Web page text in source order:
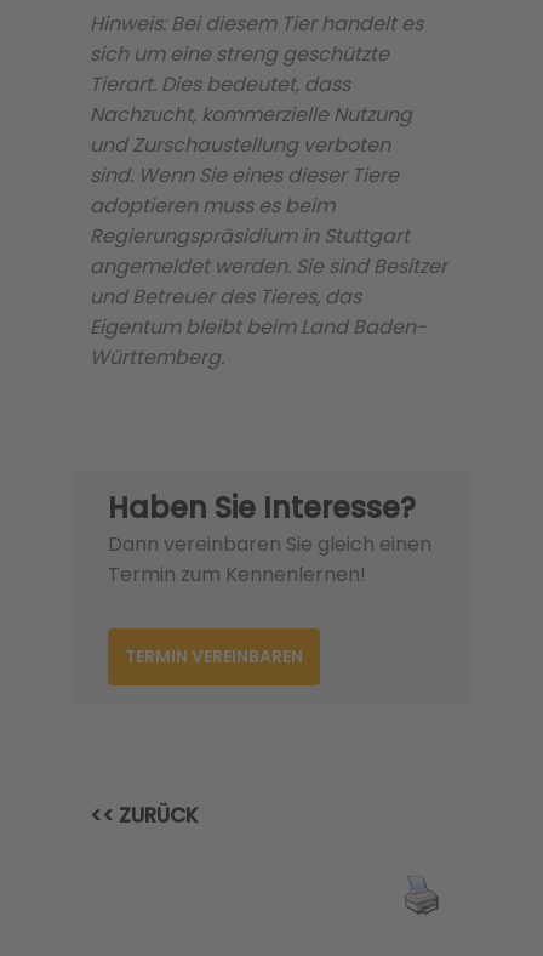
Hinweis: Bei diesem Tier handelt es
sich um eine streng geschützte
Tierart. Dies bedeutet, dass
Nachzucht, kommerzielle Nutzung
und Zurschaustellung verboten
sind. Wenn Sie eines dieser Tiere
adoptieren muss es beim
Regierungspräsidium in Stuttgart
angemeldet werden. Sie sind Besitzer
und Betreuer des Tieres, das
Eigentum bleibt beim Land Baden-
Württemberg.
Haben Sie Interesse?
Dann vereinbaren Sie gleich einen
Termin zum Kennenlernen!
TERMIN VEREINBAREN
<< ZURÜCK